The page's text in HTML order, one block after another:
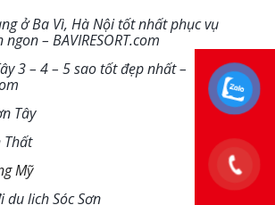
ở Ba Vì, Hà Nội tốt nhất phục vụ
– BAVIRESORT.com
3 – 4 – 5 sao tốt đẹp nhất –
Tây
Thất
Mỹ
du lịch Sóc Sơn